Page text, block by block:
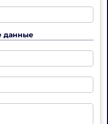
данные